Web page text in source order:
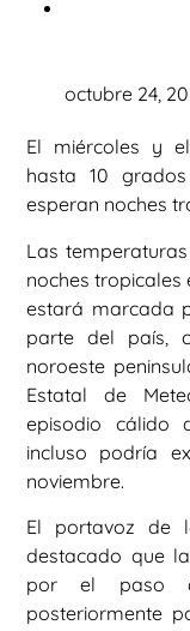
octubre 24,
El miércoles y
hasta 10
esperan noches
Las
noches tropicales
estará marcada
parte del país,
noroeste
Estatal de
episodio cálido
incluso podría
noviembre.
El portavoz de
destacado que
por el paso
posteriormente